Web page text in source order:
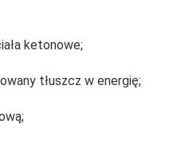
ketonowe;
tłuszcz w energię;